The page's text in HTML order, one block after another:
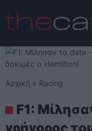
to
content
Αρχική » Racing
F1: